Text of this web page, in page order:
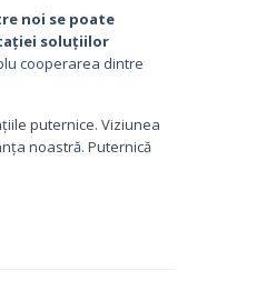
noi se poate
soluțiilor
cooperarea dintre
puternice. Viziunea
noastră. Puternică